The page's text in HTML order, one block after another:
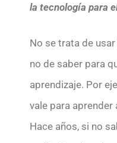
la tecnología para
No se trata de
no de saber para
aprendizaje. Por
vale para
Hace años, si no